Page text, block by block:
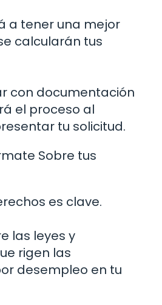
a tener una mejor
calcularán tus
con documentación
el proceso al
tu solicitud.
Sobre tus
es clave.
las leyes y
rigen las
desempleo en tu